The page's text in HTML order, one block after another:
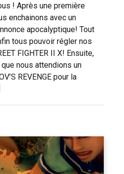
! Après une première
enchainons avec un
apocalyptique! Tout
tous pouvoir régler nos
FIGHTER II X! Ensuite,
nous attendions un
REVENGE pour la